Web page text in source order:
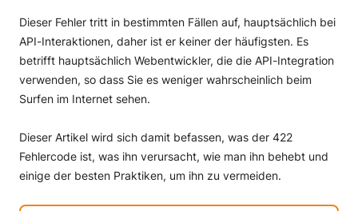
Die Dateneingabe korrigieren
Alle erforderlichen Felder ausfüllen
Datentyp richtig abgleichen
Beschädigte Datenbanken reparieren (für WordPress)
Wie man den 422 Fehler verhindern kann?
422 Statuscode-Variationen
Was ist die Auswirkung von 422 Fehlern auf SEO und User
Experience?
Auswirkungen auf die Benutzererfahrung:
Dieser Fehler tritt in bestimmten Fällen auf, hauptsächlich bei
API-Interaktionen, daher ist er keiner der häufigsten. Es
betrifft hauptsächlich Webentwickler, die die API-Integration
verwenden, so dass Sie es weniger wahrscheinlich beim
Surfen im Internet sehen.
Dieser Artikel wird sich damit befassen, was der 422
Fehlercode ist, was ihn verursacht, wie man ihn behebt und
einige der besten Praktiken, um ihn zu vermeiden.